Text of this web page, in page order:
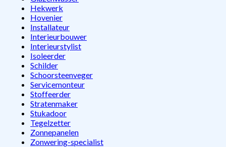
Hekwerk
Hovenier
Installateur
Interieurbouwer
Interieurstylist
Isoleerder
Schilder
Schoorsteenveger
Servicemonteur
Stoffeerder
Stratenmaker
Stukadoor
Tegelzetter
Zonnepanelen
Zonwering-specialist